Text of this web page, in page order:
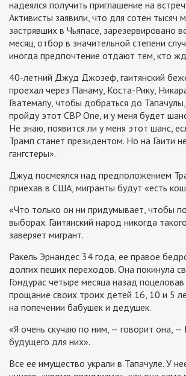
надеялся получить приглашение на
Активисты заявили, что для сотен тысяч
застрявших в Чьяпасе, зарезервировано
месяц, отбор в значительной степени
иногда предпочтение отдают тем, кто
40-летний Джуд Джозеф, гаитянский
проехал через Панаму, Коста-Рику,
Гватемалу, чтобы добраться до
пройду этот CBP One, и у меня будет
Не знаю, появится ли у меня этот шанс,
Трамп станет президентом. Но на Гаити
гангстеры».
Джуд посмеялся над предположением
приехав в США, мигранты будут «есть
«Что только он ни придумывает, чтобы
выборах. Гаитянский народ никогда
заверяет мигрант.
Ракель Эрнандес 34 года, ее правое
долгих пеших переходов. Она покинула
Гондурас четыре месяца назад
прощание своих троих детей 16, 10 и 5
на попечении бабушек и дедушек.
«Я очень скучаю по ним, — говорит она, —
будущего для них».
Все ее имущество украли в Тапачуле. У